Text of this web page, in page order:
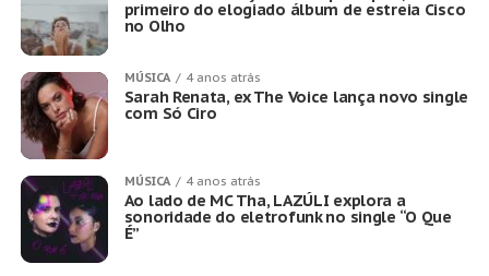
primeiro do elogiado álbum de estreia Cisco
no Olho
MÚSICA 4 anos atrás
Sarah Renata, ex The Voice lança novo single
com Só Ciro
MÚSICA 4 anos atrás
Ao lado de MC Tha, LAZÚLI explora a
sonoridade do eletrofunk no single “O Que
É”